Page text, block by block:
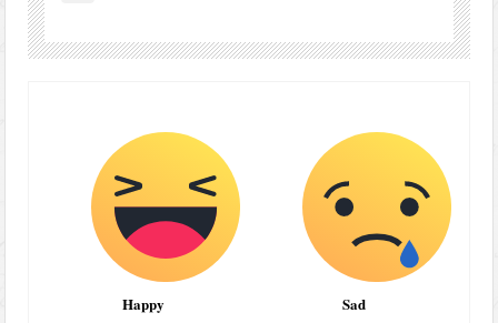
Happy Sad